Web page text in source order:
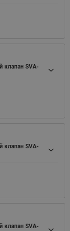
клапан SVA-
клапан SVA-
клапан SVA-